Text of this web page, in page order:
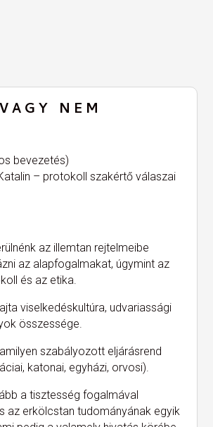
NEM
bevezetés)
– protokoll szakértő válaszai
az illemtan rejtelmeibe
az alapfogalmakat, úgymint az
és az etika.
viselkedéskultúra, udvariassági
összessége.
szabályozott eljárásrend
katonai, egyházi, orvosi).
a tisztesség fogalmával
az erkölcstan tudományának egyik